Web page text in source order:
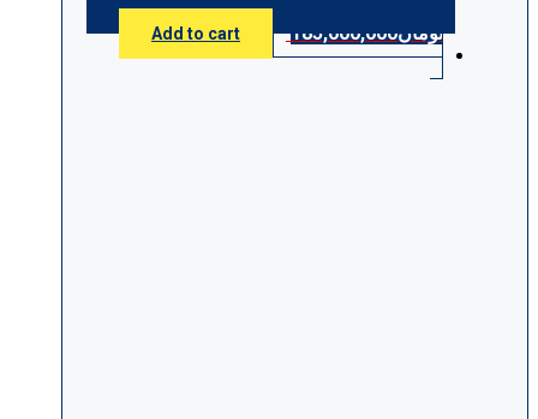
تومان185,000,000
Add to cart